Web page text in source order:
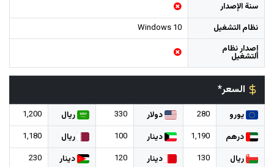
سنة الإصدار
نظام التشغيل
Windows 10
إصدار نظام
التشغيل
السعر*
يورو 280 دولار 330 ريال
1,200
درهم
1,190 دينار 100 ريال
1,180
ريال
130 دينار 120 دينار
230